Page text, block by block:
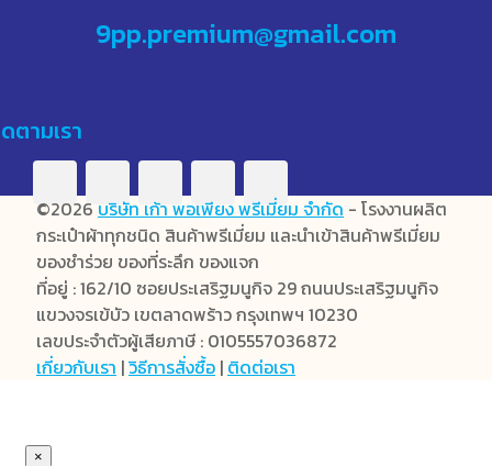
9pp.premium@gmail.com
ตามเรา
©2026 บริษัท เก้า พอเพียง พรีเมี่ยม จำกัด - โรงงานผลิต
กระเป๋าผ้าทุกชนิด สินค้าพรีเมี่ยม และนำเข้าสินค้าพรีเมี่ยม
ของชำร่วย ของที่ระลึก ของแจก
ที่อยู่ : 162/10 ซอยประเสริฐมนูกิจ 29 ถนนประเสริฐมนูกิจ
แขวงจรเข้บัว เขตลาดพร้าว กรุงเทพฯ 10230
เลขประจำตัวผู้เสียภาษี : 0105557036872
เกี่ยวกับเรา |วิธีการสั่งซื้อ | ติดต่อเรา
×